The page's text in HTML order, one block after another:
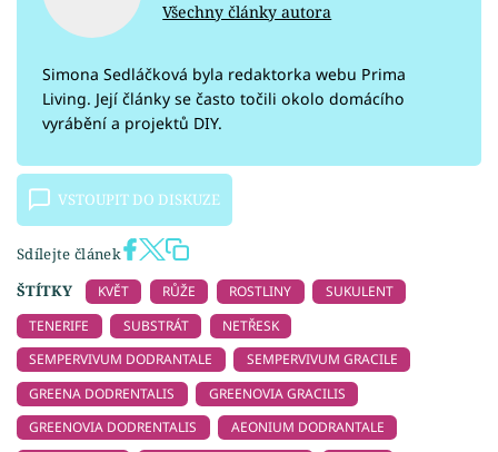
Všechny články autora
Simona Sedláčková byla redaktorka webu Prima
Living. Její články se často točili okolo domácího
vyrábění a projektů DIY.
VSTOUPIT DO DISKUZE
Sdílejte článek
ŠTÍTKY
KVĚT RŮŽE ROSTLINY
SUKULENT
TENERIFE
SUBSTRÁT
NETŘESK
SEMPERVIVUM DODRANTALE
SEMPERVIVUM GRACILE
GREENA DODRENTALIS
GREENOVIA GRACILIS
GREENOVIA DODRENTALIS
AEONIUM DODRANTALE